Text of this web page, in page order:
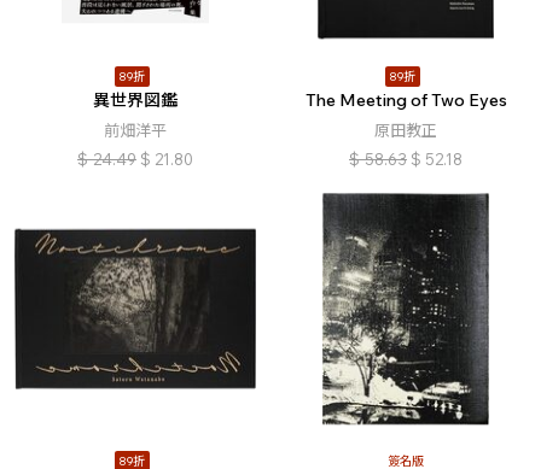
89折
異世界図鑑
前畑洋平
$ 24.49 $ 21.80
89折
The Meeting of Two Eyes
原田教正
$ 58.63 $ 52.18
89折 簽名版